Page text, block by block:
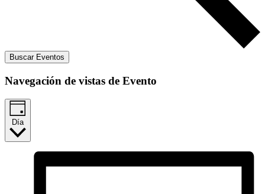
Buscar Eventos
Navegación de vistas de Evento
Día